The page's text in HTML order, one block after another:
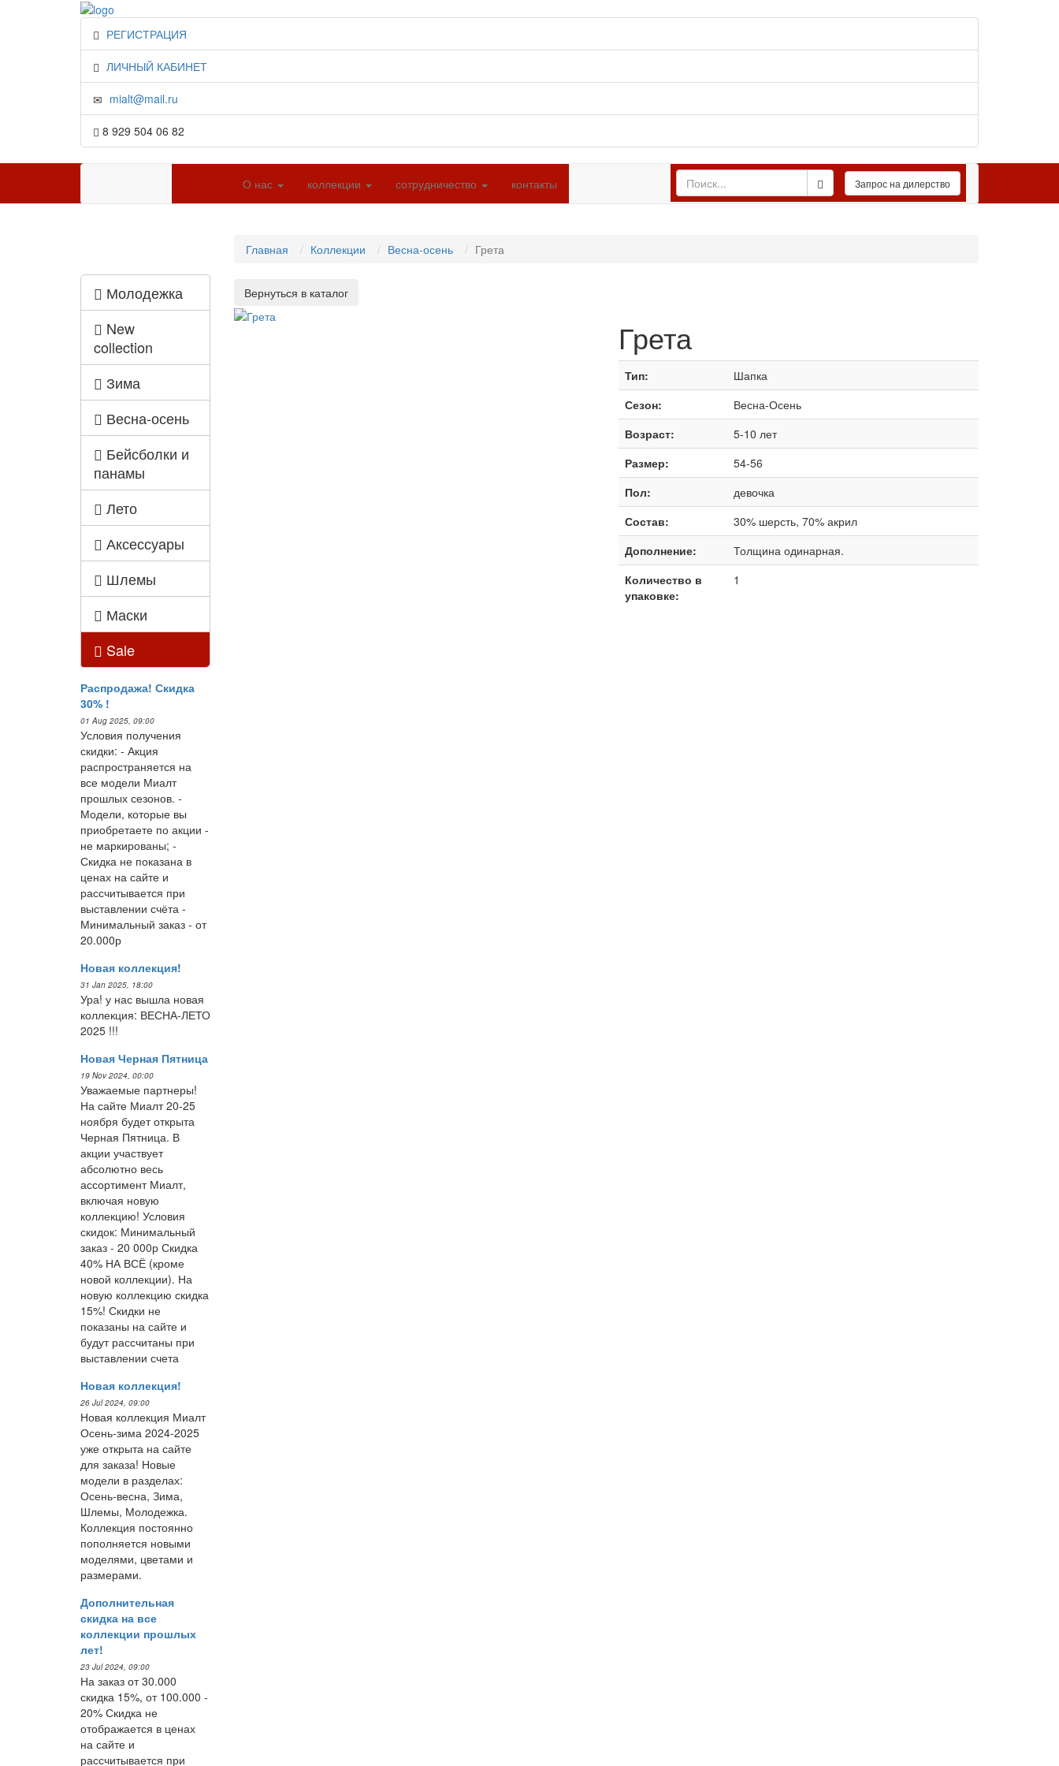
РЕГИСТРАЦИЯ
ЛИЧНЫЙ КАБИНЕТ
mialt@mail.ru
8 929 504 06 82
О нас коллекции сотрудничество контакты
Молодежка
New
collection
Зима
Весна-осень
Бейсболки и
панамы
Лето
Аксессуары
Шлемы
Маски
Sale
Распродажа! Скидка
30% !
01 Aug 2025, 09:00
Условия получения
скидки: - Акция
распространяется на
все модели Миалт
прошлых сезонов. -
Модели, которые вы
приобретаете по акции -
не маркированы; -
Скидка не показана в
ценах на сайте и
рассчитывается при
выставлении счёта -
Минимальный заказ - от
20.000р
Новая коллекция!
31 Jan 2025, 18:00
Ура! у нас вышла новая
коллекция: ВЕСНА-ЛЕТО
2025 !!!
Новая Черная Пятница
19 Nov 2024, 00:00
Уважаемые партнеры!
На сайте Миалт 20-25
ноября будет открыта
Черная Пятница. В
акции участвует
абсолютно весь
ассортимент Миалт,
включая новую
коллекцию! Условия
скидок: Минимальный
заказ - 20 000р Скидка
40% НА ВСЁ (кроме
новой коллекции). На
новую коллекцию скидка
15%! Скидки не
показаны на сайте и
будут рассчитаны при
выставлении счета
Новая коллекция!
26 Jul 2024, 09:00
Новая коллекция Миалт
Осень-зима 2024-2025
уже открыта на сайте
для заказа! Новые
модели в разделах:
Осень-весна, Зима,
Шлемы, Молодежка.
Коллекция постоянно
пополняется новыми
моделями, цветами и
размерами.
Дополнительная
скидка на все
коллекции прошлых
лет!
23 Jul 2024, 09:00
На заказ от 30.000
скидка 15%, от 100.000 -
20% Скидка не
отображается в ценах
на сайте и
рассчитывается при
Главная Коллекции Весна-осень Грета
Грета
Тип:
Шапка
Сезон:
Весна-Осень
Возраст:
5-10 лет
Размер:
54-56
Пол:
девочка
Состав:
30% шерсть, 70% акрил
Дополнение:
Толщина одинарная.
Количество в
упаковке:
1